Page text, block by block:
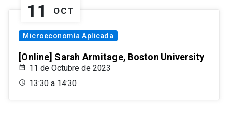
11 OCT
Microeconomía Aplicada
[Online] Sarah Armitage, Boston University
11 de Octubre de 2023
13:30 a 14:30